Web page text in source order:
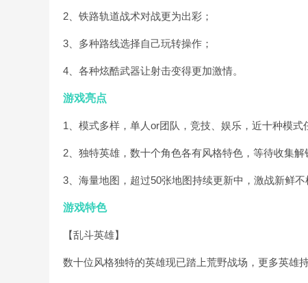
2、铁路轨道战术对战更为出彩；
3、多种路线选择自己玩转操作；
4、各种炫酷武器让射击变得更加激情。
游戏亮点
1、模式多样，单人or团队，竞技、娱乐，近十种模式
2、独特英雄，数十个角色各有风格特色，等待收集解
3、海量地图，超过50张地图持续更新中，激战新鲜不
游戏特色
【乱斗英雄】
数十位风格独特的英雄现已踏上荒野战场，更多英雄